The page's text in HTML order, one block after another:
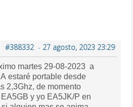
#388332- 27 agosto, 2023 23:29
martes 29-08-2023 a
estaré portable desde
2,3Ghz, de momento
y yo EA5JK/P en